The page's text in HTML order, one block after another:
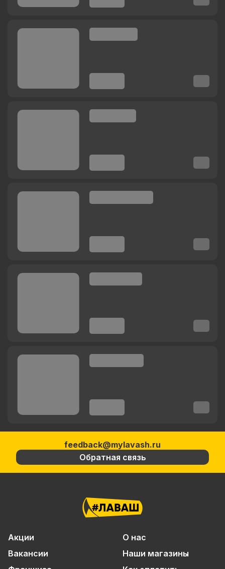
feedback@mylavash.ru
Обратная связь
Акции
О нас
Вакансии
Наши магазины